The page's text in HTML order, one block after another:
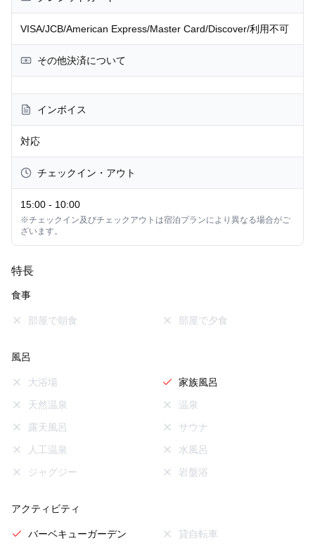
VISA/JCB/American Express/Master Card/Discover/利用不可
その他決済について
インボイス
対応
チェックイン・アウト
15:00 - 10:00
※チェックイン及びチェックアウトは宿泊プランにより異なる場合がご
ざいます。
特長
食事
部屋で朝食 部屋で夕食
風呂
大浴場
家族風呂
天然温泉
温泉
露天風呂
サウナ
人工温泉
水風呂
ジャグジー
岩盤浴
アクティビティ
バーベキューガーデン
貸自転車